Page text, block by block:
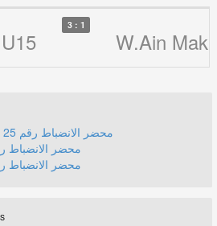
3 : 1
W.Ain
محضر الانضباط رقم 25 - صنف الأكابر
محضر الانضباط رقم 24
محضر الانضباط رقم 23 -